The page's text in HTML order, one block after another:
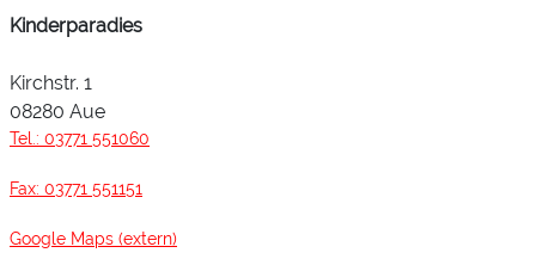
Kinderparadies
Kirchstr. 1
08280 Aue
Tel.: 03771 551060
Fax: 03771 551151
Google Maps (extern)